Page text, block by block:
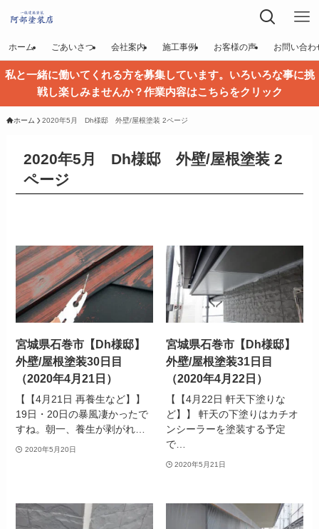
ホーム ごあいさつ 会社案内 施工事例 お客様の声 お問い合わ
私と一緒に働いてくれる方を募集しています。いろいろな事に挑
戦し楽しみませんか？作業内容はこちらをクリック
ホーム 2020年5月 Dh様邸 外壁/屋根塗装 2ページ
2020年5月 Dh様邸 外壁/屋根塗装 2
ページ
宮城県石巻市【Dh様邸】
外壁/屋根塗装30日目
（2020年4月21日）
【【4月21日 再養生など】】
19日・20日の暴風凄かったで
すね。朝一、養生が剥がれ…
2020年5月20日
宮城県石巻市【Dh様邸】
外壁/屋根塗装31日目
（2020年4月22日）
【【4月22日 軒天下塗りな
ど】】 軒天の下塗りはカチオ
ンシーラーを塗装する予定
で…
2020年5月21日